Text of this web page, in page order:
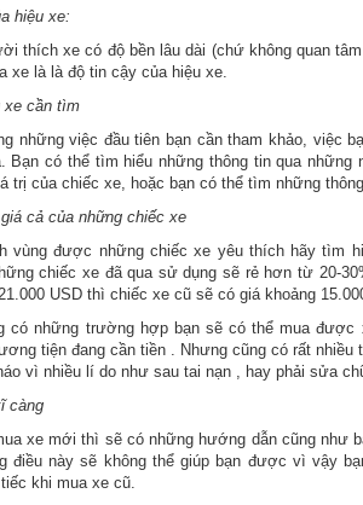
hiệu xe:
thích xe có độ bền lâu dài (chứ không quan
xe là là độ tin cậy của hiệu xe.
xe cần tìm
những việc đầu tiên bạn cần tham khảo, việc
Bạn có thể tìm hiểu những thông tin qua
trị của chiếc xe, hoặc bạn có thể tìm những
cả của những chiếc xe
vùng được những chiếc xe yêu thích hãy tìm
chiếc xe đã qua sử dụng sẽ rẻ hơn từ 20-
USD thì chiếc xe cũ sẽ có giá khoảng
có những trường hợp bạn sẽ có thể mua
tiện đang cần tiền . Nhưng cũng có rất
vì nhiều lí do như sau tai nạn , hay phải sửa
càng
xe mới thì sẽ có những hướng dẫn cũng như
điều này sẽ không thể giúp bạn được vì vậy
khi mua xe cũ.